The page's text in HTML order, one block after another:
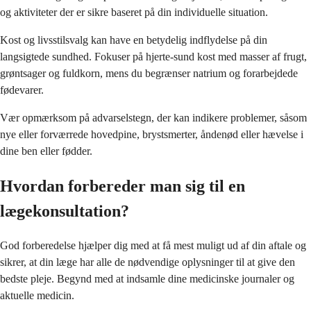
og aktiviteter der er sikre baseret på din individuelle situation.
Kost og livsstilsvalg kan have en betydelig indflydelse på din
langsigtede sundhed. Fokuser på hjerte-sund kost med masser af frugt,
grøntsager og fuldkorn, mens du begrænser natrium og forarbejdede
fødevarer.
Vær opmærksom på advarselstegn, der kan indikere problemer, såsom
nye eller forværrede hovedpine, brystsmerter, åndenød eller hævelse i
dine ben eller fødder.
Hvordan forbereder man sig til en
lægekonsultation?
God forberedelse hjælper dig med at få mest muligt ud af din aftale og
sikrer, at din læge har alle de nødvendige oplysninger til at give den
bedste pleje. Begynd med at indsamle dine medicinske journaler og
aktuelle medicin.